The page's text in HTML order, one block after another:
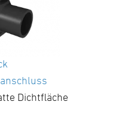
Dichtfläche